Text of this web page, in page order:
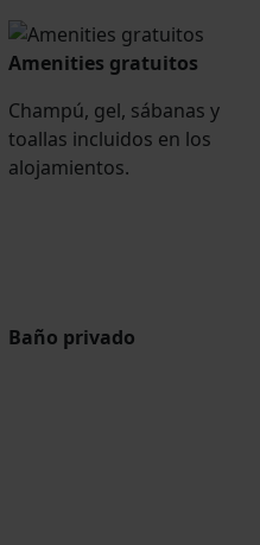
Amenities gratuitos
Champú, gel, sábanas y
toallas incluidos en los
alojamientos.
Baño privado